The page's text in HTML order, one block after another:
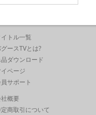
イトル一覧
ースTVとは?
ダウンロード
ページ
サポート
概要
商取引について